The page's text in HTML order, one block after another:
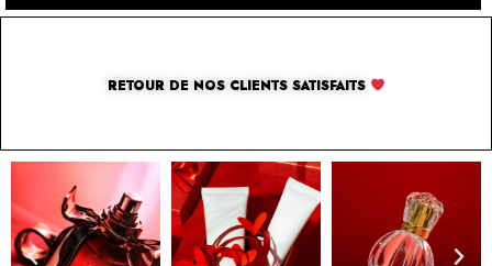
RETOUR DE NOS CLIENTS SATISFAITS